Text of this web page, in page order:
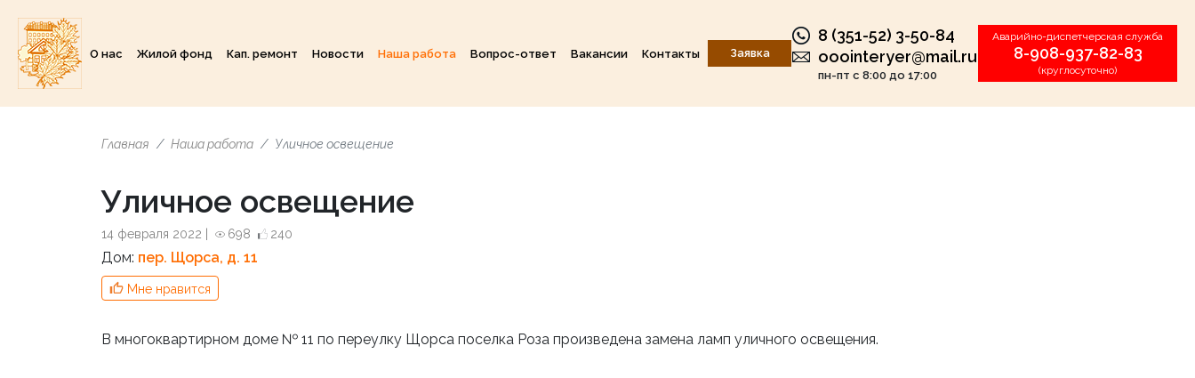
О нас Жилой фонд Кап. ремонт Новости Наша работа Вопрос-ответ Вакансии Контакты Заявка
8 (351-52) 3-50-84
ooointeryer@mail.ru
пн-пт с 8:00 до 17:00
Аварийно-диспетчерская служба
8-908-937-82-83
(круглосуточно)
Главная Наша работа Уличное освещение
Уличное освещение
14 февраля 2022 | 698 240
Дом: пер. Щорса, д. 11
Мне нравится
В многоквартирном доме № 11 по переулку Щорса поселка Роза произведена замена ламп уличного освещения.